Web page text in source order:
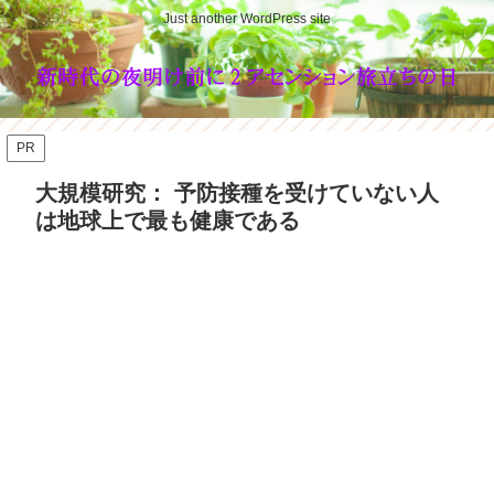
Just another WordPress site
PR
大規模研究： 予防接種を受けていない人
は地球上で最も健康である